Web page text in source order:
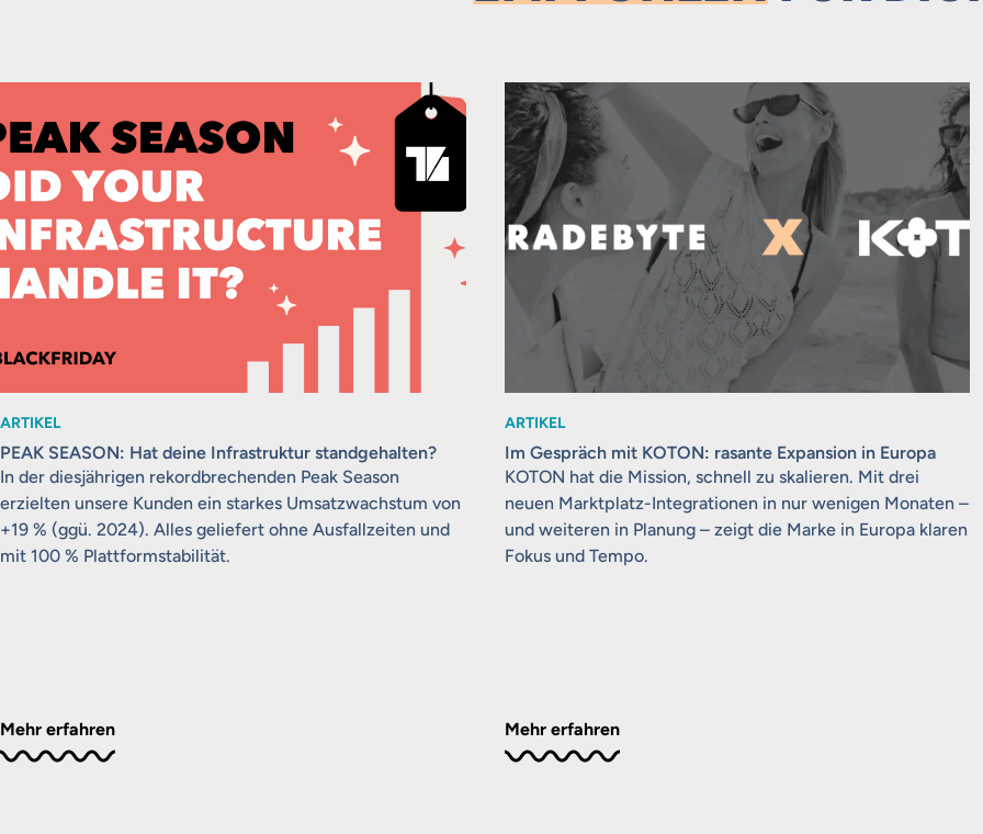
ARTIKEL
PEAK SEASON: Hat deine Infrastruktur standgehalten?
In der diesjährigen rekordbrechenden Peak Season
erzielten unsere Kunden ein starkes Umsatzwachstum von
+19 % (ggü. 2024). Alles geliefert ohne Ausfallzeiten und
mit 100 % Plattformstabilität.
Mehr erfahren
ARTIKEL
Im Gespräch mit KOTON: rasante Expansion in Europa
KOTON hat die Mission, schnell zu skalieren. Mit drei
neuen Marktplatz-Integrationen in nur wenigen Monaten –
und weiteren in Planung – zeigt die Marke in Europa klaren
Fokus und Tempo.
Mehr erfahren